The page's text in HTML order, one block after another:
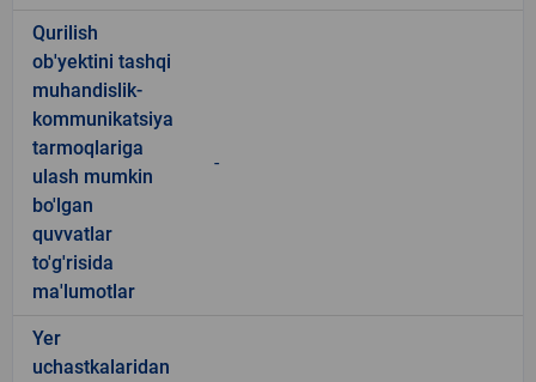
Qurilish
ob'yektini tashqi
muhandislik-
kommunikatsiya
tarmoqlariga
ulash mumkin
bo'lgan
quvvatlar
to'g'risida
ma'lumotlar
-
Yer
uchastkalaridan